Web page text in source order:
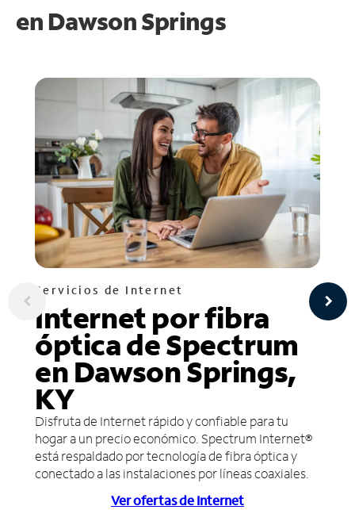
en Dawson Springs
Servicios de Internet
Internet por fibra
óptica de Spectrum
en Dawson Springs,
KY
Disfruta de Internet rápido y confiable para tu
hogar a un precio económico. Spectrum Internet®
está respaldado por tecnología de fibra óptica y
conectado a las instalaciones por líneas coaxiales.
Ver ofertas de Internet